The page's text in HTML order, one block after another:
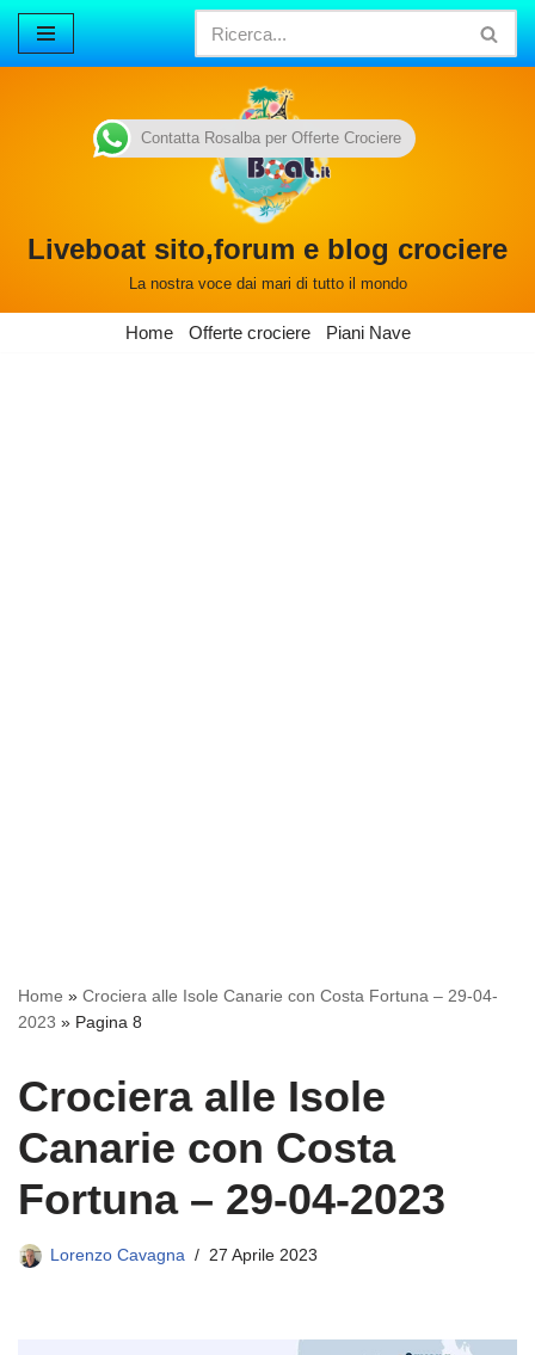
Vai
Liveboat sito,forum e blog crociere
La nostra voce dai mari di tutto il mondo
Home Offerte crociere Piani Nave
Home » Crociera alle Isole Canarie con Costa Fortuna – 29-04-
2023 » Pagina 8
Crociera alle Isole
Canarie con Costa
Fortuna – 29-04-2023
Lorenzo Cavagna 27 Aprile 2023
Contatta Rosalba per Offerte Crociere